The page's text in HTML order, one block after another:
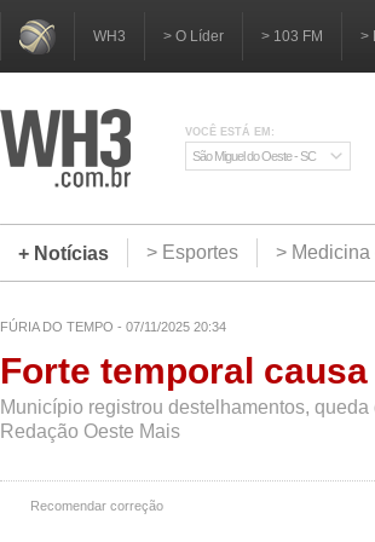
WH3 > O Líder > 103 FM >
VOCÊ ESTÁ EM:
São Miguel do Oeste - SC
+ Notícias
> Esportes > Medicina
FÚRIA DO TEMPO - 07/11/2025 20:34
Forte temporal
Município registrou destelhamentos,
Redação Oeste Mais
Recomendar correção